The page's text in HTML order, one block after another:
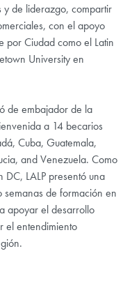
y de liderazgo, compartir
con el apoyo
por Ciudad como el Latin
University en
de embajador de la
a 14 becarios
Cuba, Guatemala,
and Venezuela. Como
LALP presentó una
de formación en
apoyar el desarrollo
el entendimiento